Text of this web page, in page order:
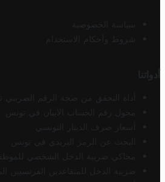
سياسة الخصوصية
شروط وأحكام الاستخدام
أدواتنا
أداة التحقق من صحة الرقم الضريبي
محول رقم الحساب الآيبان في تونس
أسعار صرف الدينار التونسي
البحث عن الرمز البريدي في تونس
محاكي ضريبة الدخل الشخصي
ضريبة الدخل للمتقاعدين الفرنسيين